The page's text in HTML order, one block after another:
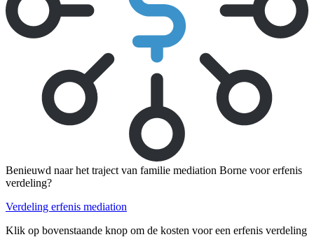
Benieuwd naar het traject van familie mediation Borne voor erfenis
verdeling?
Verdeling erfenis mediation
Klik op bovenstaande knop om de kosten voor een erfenis verdeling